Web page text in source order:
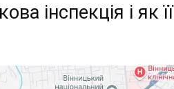
інспекція і як її